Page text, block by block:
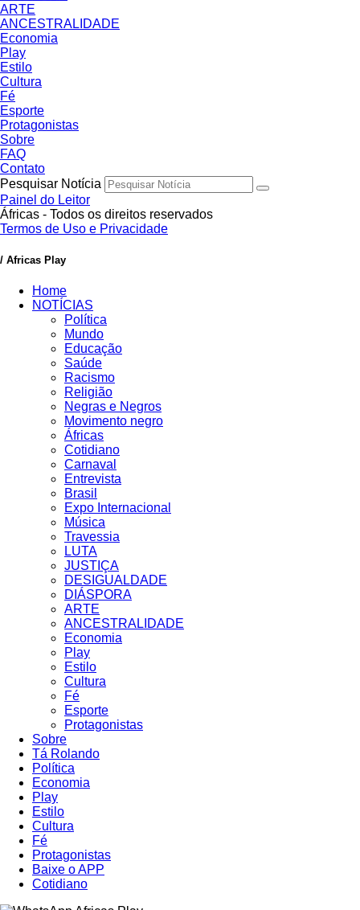
ARTE
ANCESTRALIDADE
Economia
Play
Estilo
Cultura
Fé
Esporte
Protagonistas
Sobre
FAQ
Contato
Pesquisar Notícia
Painel do Leitor
Áfricas - Todos os direitos reservados
Termos de Uso e Privacidade
/ Africas Play
Home
NOTÍCIAS
Política
Mundo
Educação
Saúde
Racismo
Religião
Negras e Negros
Movimento negro
Áfricas
Cotidiano
Carnaval
Entrevista
Brasil
Expo Internacional
Música
Travessia
LUTA
JUSTIÇA
DESIGUALDADE
DIÁSPORA
ARTE
ANCESTRALIDADE
Economia
Play
Estilo
Cultura
Fé
Esporte
Protagonistas
Sobre
Tá Rolando
Política
Economia
Play
Estilo
Cultura
Fé
Protagonistas
Baixe o APP
Cotidiano